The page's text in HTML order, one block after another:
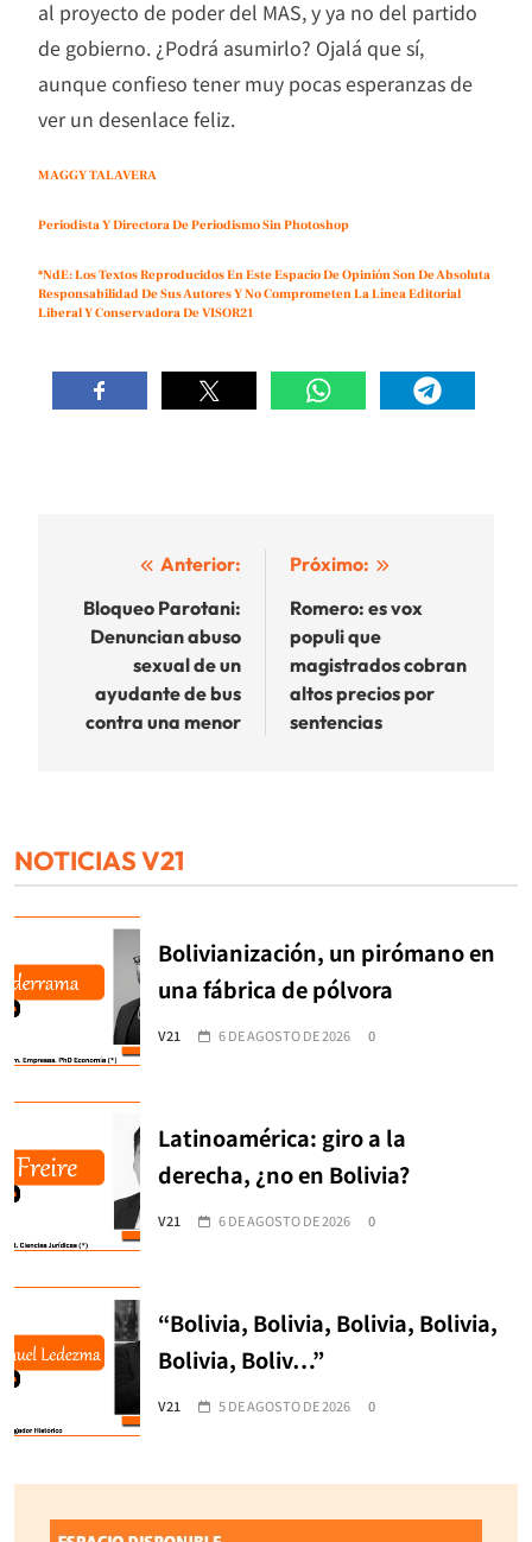
al proyecto de poder del MAS, y ya no del partido
de gobierno. ¿Podrá asumirlo? Ojalá que sí,
aunque confieso tener muy pocas esperanzas de
ver un desenlace feliz.
MAGGY TALAVERA
Periodista Y Directora De Periodismo Sin Photoshop
*NdE: Los Textos Reproducidos En Este Espacio De Opinión Son De Absoluta
Responsabilidad De Sus Autores Y No Comprometen La Línea Editorial
Liberal Y Conservadora De VISOR21
Navegación
de
entradas
Anterior:
Bloqueo Parotani:
Denuncian abuso
sexual de un
ayudante de bus
contra una menor
Próximo:
Romero: es vox
populi que
magistrados cobran
altos precios por
sentencias
NOTICIAS V21
Bolivianización, un pirómano en
una fábrica de pólvora
V21 6 DE AGOSTO DE 2026 0
Latinoamérica: giro a la
derecha, ¿no en Bolivia?
V21 6 DE AGOSTO DE 2026 0
“Bolivia, Bolivia, Bolivia, Bolivia,
Bolivia, Boliv…”
V21 5 DE AGOSTO DE 2026 0